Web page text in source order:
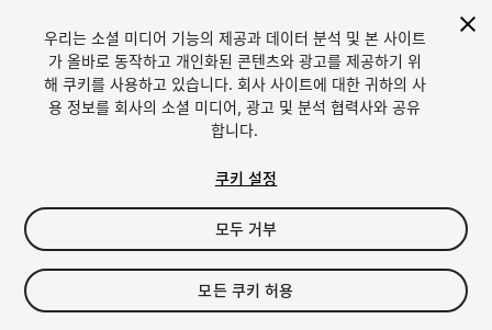
1/2
$8.95
세금/부가세는 결제 시 반영됩니다.
우리는 소셜 미디어 기능의 제공과 데이터 분석 및 본 사이트
가 올바로 동작하고 개인화된 콘텐츠와 광고를 제공하기 위
해 쿠키를 사용하고 있습니다. 회사 사이트에 대한 귀하의 사
용 정보를 회사의 소셜 미디어, 광고 및 분석 협력사와 공유
합니다.
쿠키 설정
모두 거부
모든 쿠키 허용